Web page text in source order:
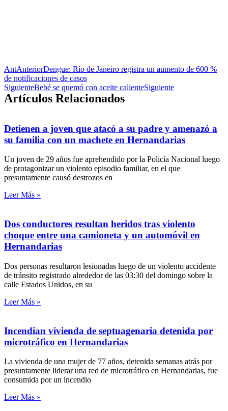
AntAnteriorDengue: Río de Janeiro registra un aumento de 600 %
de notificaciones de casos
SiguienteBebé se quemó con aceite calienteSiguiente
Artículos Relacionados
Detienen a joven que atacó a su padre y amenazó a
su familia con un machete en Hernandarias
Un joven de 29 años fue aprehendido por la Policía Nacional luego
de protagonizar un violento episodio familiar, en el que
presuntamente causó destrozos en
Leer Más »
Dos conductores resultan heridos tras violento
choque entre una camioneta y un automóvil en
Hernandarias
Dos personas resultaron lesionadas luego de un violento accidente
de tránsito registrado alrededor de las 03:30 del domingo sobre la
calle Estados Unidos, en su
Leer Más »
Incendian vivienda de septuagenaria detenida por
microtráfico en Hernandarias
La vivienda de una mujer de 77 años, detenida semanas atrás por
presuntamente liderar una red de microtráfico en Hernandarias, fue
consumida por un incendio
Leer Más »